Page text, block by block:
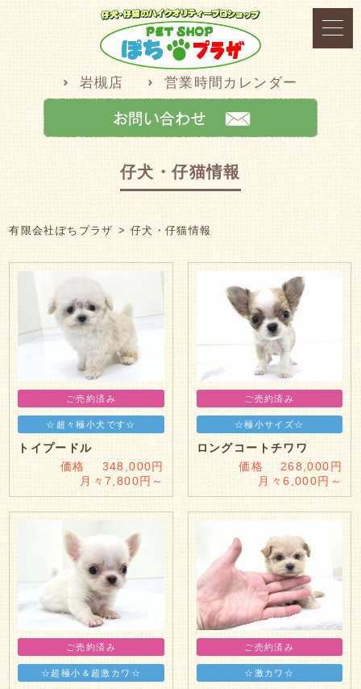
岩槻店 営業時間カレンダー
仔犬・仔猫情報
有限会社ぽちプラザ 仔犬・仔猫情報
ご売約済み
☆超々極小犬です☆
トイプードル
価格 348,000円
月々7,800円～
ご売約済み
☆極小サイズ☆
ロングコートチワワ
価格 268,000円
月々6,000円～
ご売約済み
☆超極小＆超激カワ☆
ご売約済み
☆激カワ☆